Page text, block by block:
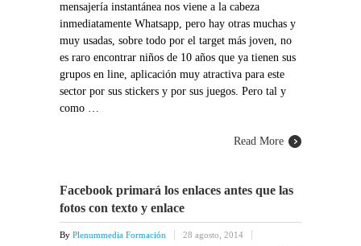
mensajería instantánea nos viene a la cabeza
inmediatamente Whatsapp, pero hay otras muchas y
muy usadas, sobre todo por el target más joven, no
es raro encontrar niños de 10 años que ya tienen sus
grupos en line, aplicación muy atractiva para este
sector por sus stickers y por sus juegos. Pero tal y
como …
Read More
Facebook primará los enlaces antes que las
fotos con texto y enlace
By Plenummedia Formación
28 agosto, 2014